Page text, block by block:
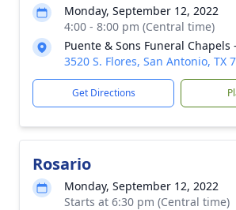
Monday, September 12, 2022
4:00 - 8:00 pm (Central time)
Puente & Sons Funeral Chapels
3520 S. Flores, San Antonio, TX
Get Directions
Rosario
Monday, September 12, 2022
Starts at 6:30 pm (Central time)